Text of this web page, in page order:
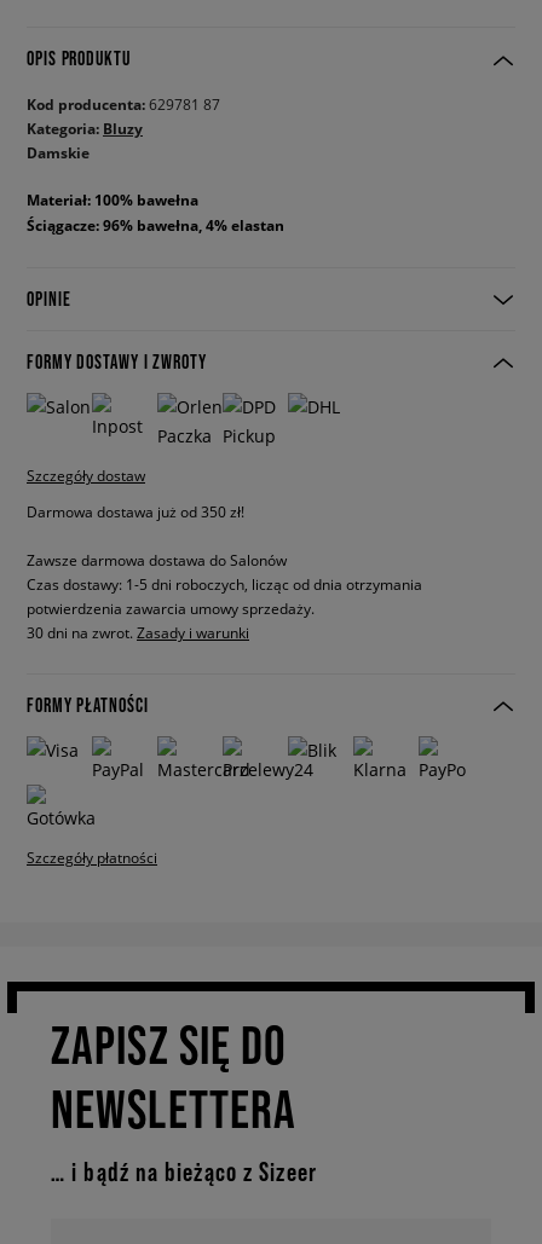
OPIS PRODUKTU
Kod producenta:629781 87
Kategoria: Bluzy
Damskie
Materiał: 100% bawełna
Ściągacze: 96% bawełna, 4% elastan
OPINIE
FORMY DOSTAWY I ZWROTY
Szczegóły dostaw
Darmowa dostawa już od 350 zł!
Zawsze darmowa dostawa do Salonów
Czas dostawy: 1-5 dni roboczych, licząc od dnia otrzymania
potwierdzenia zawarcia umowy sprzedaży.
30 dni na zwrot. Zasady i warunki
FORMY PŁATNOŚCI
Szczegóły płatności
ZAPISZ SIĘ DO
NEWSLETTERA
… i bądź na bieżąco z Sizeer